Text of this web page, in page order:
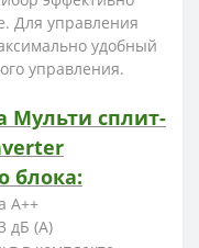
Для управления
удобный
управления.
Мульти сплит-
блока:
А++
дБ (А)